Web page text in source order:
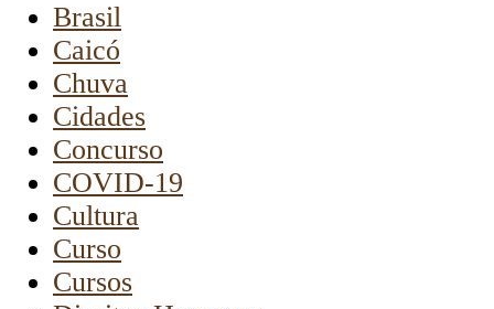
Brasil
Caicó
Chuva
Cidades
Concurso
COVID-19
Cultura
Curso
Cursos